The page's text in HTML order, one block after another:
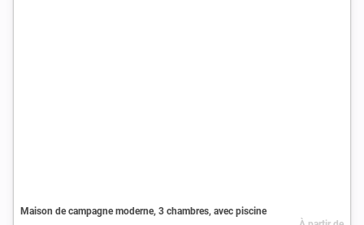
Maison de campagne moderne, 3 chambres, avec piscine